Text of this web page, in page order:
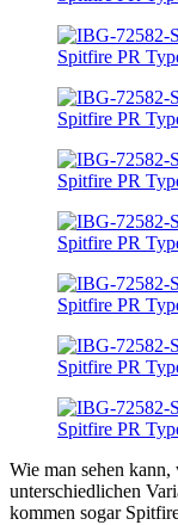
Wie man sehen
unterschiedlichen
kommen sogar